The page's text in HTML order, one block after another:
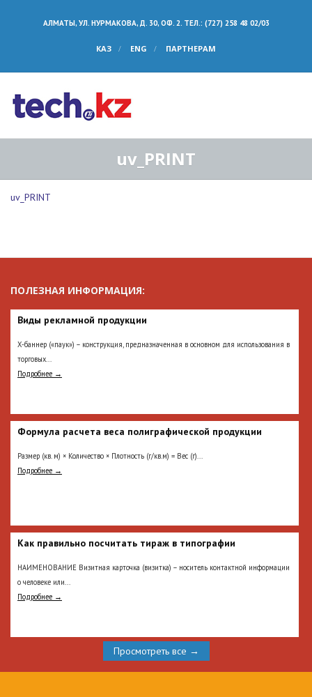
АЛМАТЫ, УЛ. НУРМАКОВА, Д. 30, ОФ. 2. ТЕЛ.: (727) 258 48 02/03
КАЗ ENG ПАРТНЕРАМ
uv_PRINT
uv_PRINT
ПОЛЕЗНАЯ ИНФОРМАЦИЯ:
Виды рекламной продукции
Х-баннер («паук») – конструкция, предназначенная в основном для использования в
торговых...
Подробнее →
Формула расчета веса полиграфической продукции
Размер (кв. м) × Количество × Плотность (г/кв.м) = Вес (г)...
Подробнее →
Как правильно посчитать тираж в типографии
НАИМЕНОВАНИЕ Визитная карточка (визитка) – носитель контактной информации
о человеке или...
Подробнее →
Просмотреть все →